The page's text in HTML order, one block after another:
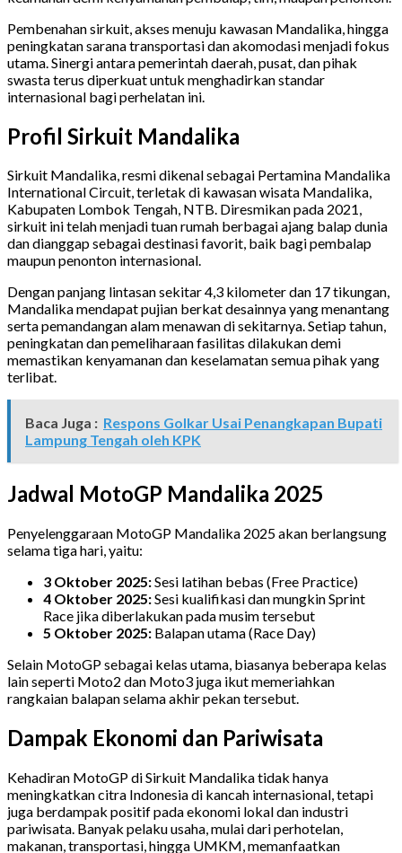
Pembenahan sirkuit, akses menuju kawasan Mandalika, hingga
peningkatan sarana transportasi dan akomodasi menjadi fokus
utama. Sinergi antara pemerintah daerah, pusat, dan pihak
swasta terus diperkuat untuk menghadirkan standar
internasional bagi perhelatan ini.
Profil Sirkuit Mandalika
Sirkuit Mandalika, resmi dikenal sebagai Pertamina Mandalika
International Circuit, terletak di kawasan wisata Mandalika,
Kabupaten Lombok Tengah, NTB. Diresmikan pada 2021,
sirkuit ini telah menjadi tuan rumah berbagai ajang balap dunia
dan dianggap sebagai destinasi favorit, baik bagi pembalap
maupun penonton internasional.
Dengan panjang lintasan sekitar 4,3 kilometer dan 17 tikungan,
Mandalika mendapat pujian berkat desainnya yang menantang
serta pemandangan alam menawan di sekitarnya. Setiap tahun,
peningkatan dan pemeliharaan fasilitas dilakukan demi
memastikan kenyamanan dan keselamatan semua pihak yang
terlibat.
Baca Juga : Respons Golkar Usai Penangkapan Bupati
Lampung Tengah oleh KPK
Jadwal MotoGP Mandalika 2025
Penyelenggaraan MotoGP Mandalika 2025 akan berlangsung
selama tiga hari, yaitu:
3 Oktober 2025:Sesi latihan bebas (Free Practice)
4 Oktober 2025:Sesi kualifikasi dan mungkin Sprint
Race jika diberlakukan pada musim tersebut
5 Oktober 2025: Balapan utama (Race Day)
Selain MotoGP sebagai kelas utama, biasanya beberapa kelas
lain seperti Moto2 dan Moto3 juga ikut memeriahkan
rangkaian balapan selama akhir pekan tersebut.
Dampak Ekonomi dan Pariwisata
Kehadiran MotoGP di Sirkuit Mandalika tidak hanya
meningkatkan citra Indonesia di kancah internasional, tetapi
juga berdampak positif pada ekonomi lokal dan industri
pariwisata. Banyak pelaku usaha, mulai dari perhotelan,
makanan, transportasi, hingga UMKM, memanfaatkan